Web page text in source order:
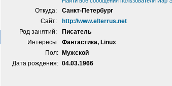
Откуда:
Санкт-Петербург
Сайт:
http://www.elterrus.net
Род занятий:
Писатель
Интересы: Фантастика, Linux
Пол:
Мужской
Дата рождения: 04.03.1966